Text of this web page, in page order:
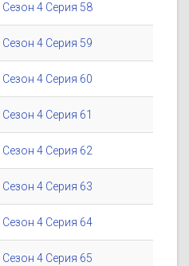
4 Серия 58
4 Серия 59
4 Серия 60
4 Серия 61
4 Серия 62
4 Серия 63
4 Серия 64
4 Серия 65